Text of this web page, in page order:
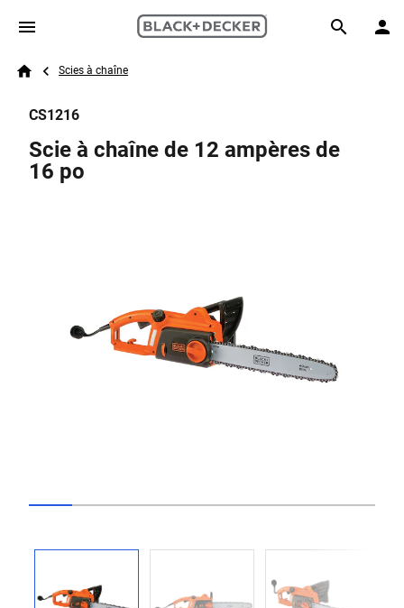
Skip to main content
Search
Breadcrumb
Scies à chaîne
Previous
CS1216
Scie à chaîne de 12 ampères de
16 po